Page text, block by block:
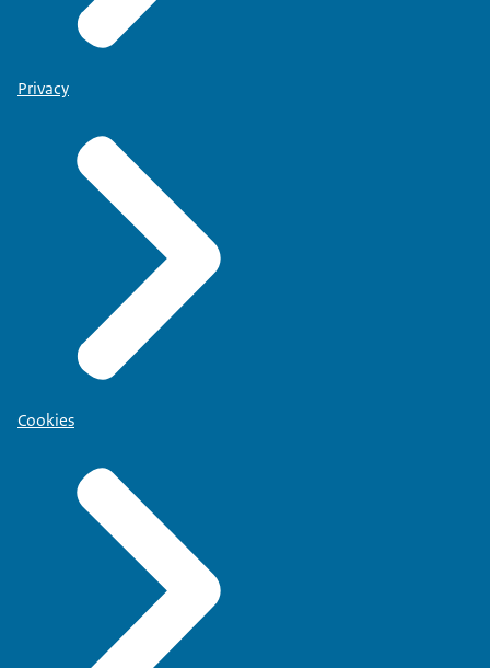
Privacy
Cookies